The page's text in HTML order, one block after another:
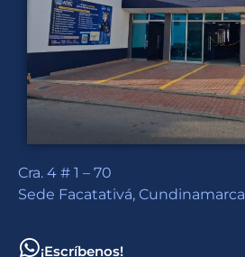
Cra. 4 # 1 – 70
Sede Facatativá, Cundinamarca
¡Escríbenos!